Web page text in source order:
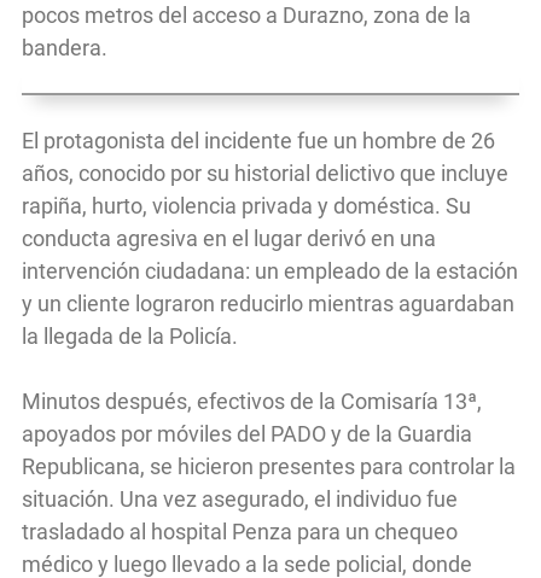
pocos metros del acceso a Durazno, zona de la
bandera.
El protagonista del incidente fue un hombre de 26
años, conocido por su historial delictivo que incluye
rapiña, hurto, violencia privada y doméstica. Su
conducta agresiva en el lugar derivó en una
intervención ciudadana: un empleado de la estación
y un cliente lograron reducirlo mientras aguardaban
la llegada de la Policía.
Minutos después, efectivos de la Comisaría 13ª,
apoyados por móviles del PADO y de la Guardia
Republicana, se hicieron presentes para controlar la
situación. Una vez asegurado, el individuo fue
trasladado al hospital Penza para un chequeo
médico y luego llevado a la sede policial, donde